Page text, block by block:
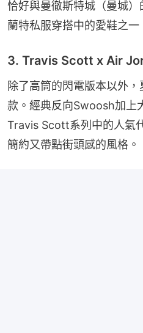
恰好與曼徹斯特城（曼城
蘭特私服穿搭中的愛鞋之一
3. Travis Scott x Air
除了高筒的閃電版本以外
款。經典反向Swoosh加上
Travis Scott系列中的人氣
簡約又帶點街頭感的風格。